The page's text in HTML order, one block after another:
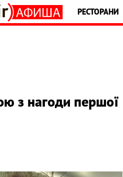
РЕСТОРАНИ
з нагоди першої